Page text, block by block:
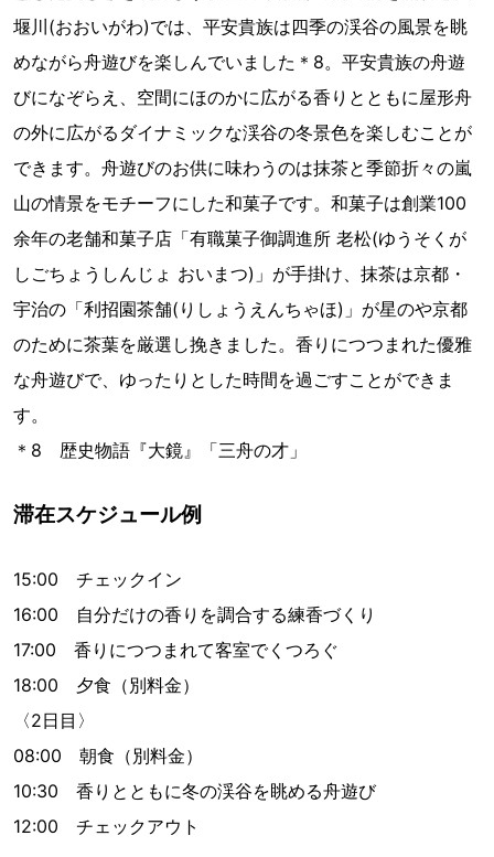
堰川(おおいがわ)では、平安貴族は四季の渓谷の風景を眺
めながら舟遊びを楽しんでいました＊8。平安貴族の舟遊
びになぞらえ、空間にほのかに広がる香りとともに屋形舟
の外に広がるダイナミックな渓谷の冬景色を楽しむことが
できます。舟遊びのお供に味わうのは抹茶と季節折々の嵐
山の情景をモチーフにした和菓子です。和菓子は創業100
余年の老舗和菓子店「有職菓子御調進所 老松(ゆうそくが
しごちょうしんじょ おいまつ)」が手掛け、抹茶は京都・
宇治の「利招園茶舗(りしょうえんちゃほ)」が星のや京都
のために茶葉を厳選し挽きました。香りにつつまれた優雅
な舟遊びで、ゆったりとした時間を過ごすことができま
す。
＊8 歴史物語『大鏡』「三舟の才」
滞在スケジュール例
15:00 チェックイン
16:00 自分だけの香りを調合する練香づくり
17:00 香りにつつまれて客室でくつろぐ
18:00 夕食（別料金）
〈2日目〉
08:00 朝食（別料金）
10:30 香りとともに冬の渓谷を眺める舟遊び
12:00 チェックアウト